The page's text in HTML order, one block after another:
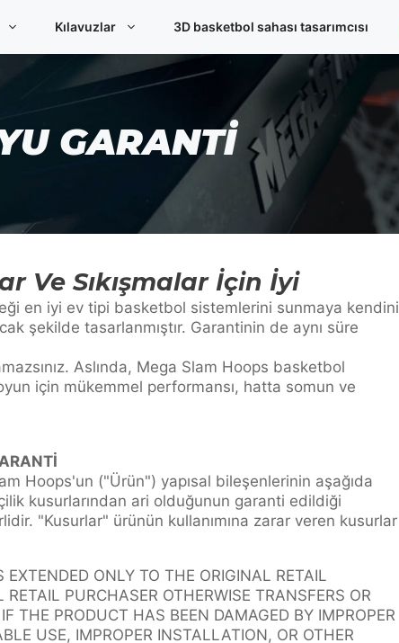
Kılavuzlar 3D basketbol sahası tasarımcısı
GARANTI
Ve Sıkışmalar İçin İyi
en iyi ev tipi basketbol sistemlerini sunmaya kendini
şekilde tasarlanmıştır. Garantinin de aynı süre
Aslında, Mega Slam Hoops basketbol
için mükemmel performansı, hatta somun ve
Hoops'un ("Ürün") yapısal bileşenlerinin aşağıda
kusurlarından ari olduğunun garanti edildiği
"Kusurlar" ürünün kullanımına zarar veren kusurlar
ONLY TO THE ORIGINAL RETAIL
PURCHASER OTHERWISE TRANSFERS OR
THE PRODUCT HAS BEEN DAMAGED BY IMPROPER
USE, IMPROPER INSTALLATION, OR OTHER